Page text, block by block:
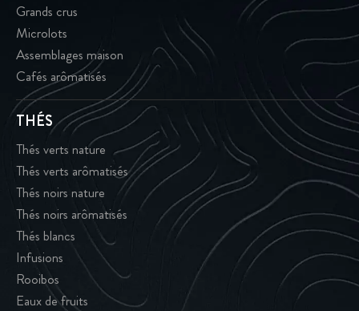
Grands crus
Microlots
Assemblages maison
Cafés arômatisés
THÉS
Thés verts nature
Thés verts arômatisés
Thés noirs nature
Thés noirs arômatisés
Thés blancs
Infusions
Rooibos
Eaux de fruits